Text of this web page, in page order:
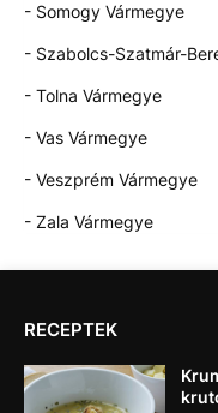
- Somogy Vármegye
- Szabolcs-Szatmár-
- Tolna Vármegye
- Vas Vármegye
- Veszprém Vármegye
- Zala Vármegye
RECEPTEK